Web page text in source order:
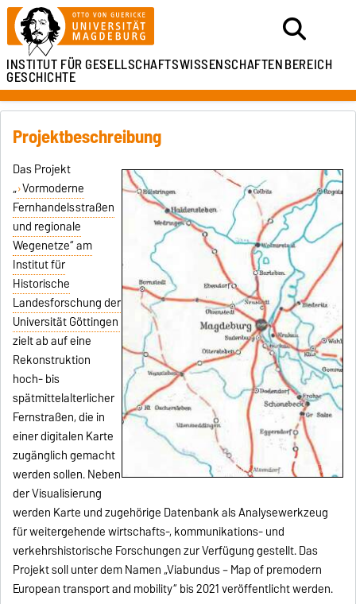
INSTITUT FÜRGESELLSCHAFTSWISSENSCHAFTENBEREICH
GESCHICHTE
Projektbeschreibung
Das Projekt
„ Vormoderne
Fernhandelsstraßen
und regionale
Wegenetze“ am
Institut für
Historische
Landesforschung der
Universität Göttingen
zielt ab auf eine
Rekonstruktion
hoch- bis
spätmittelalterlicher
Fernstraßen, die in
einer digitalen Karte
zugänglich gemacht
werden sollen. Neben
der Visualisierung
werden Karte und zugehörige Datenbank als Analysewerkzeug
für weitergehende wirtschafts-, kommunikations- und
verkehrshistorische Forschungen zur Verfügung gestellt. Das
Projekt soll unter dem Namen „Viabundus – Map of premodern
European transport and mobility“ bis 2021 veröffentlicht werden.